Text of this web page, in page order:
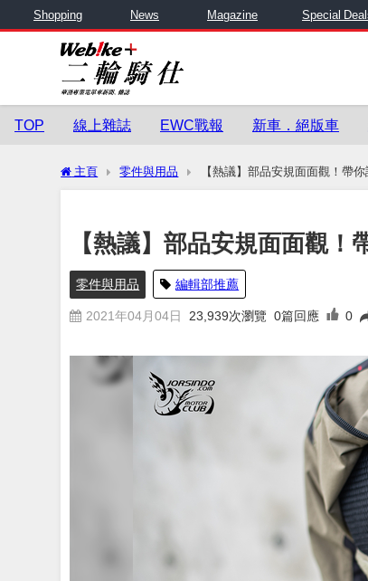
Shopping News Magazine Special
TOP 線上雜誌 EWC戰報 新車．絕版車
主頁 零件與用品 【熱議】部品安規面面觀！帶
【熱議】部品安規面面觀
零件與用品 編輯部推薦
2021年04月04日 23,939次瀏覽 0篇回應 0